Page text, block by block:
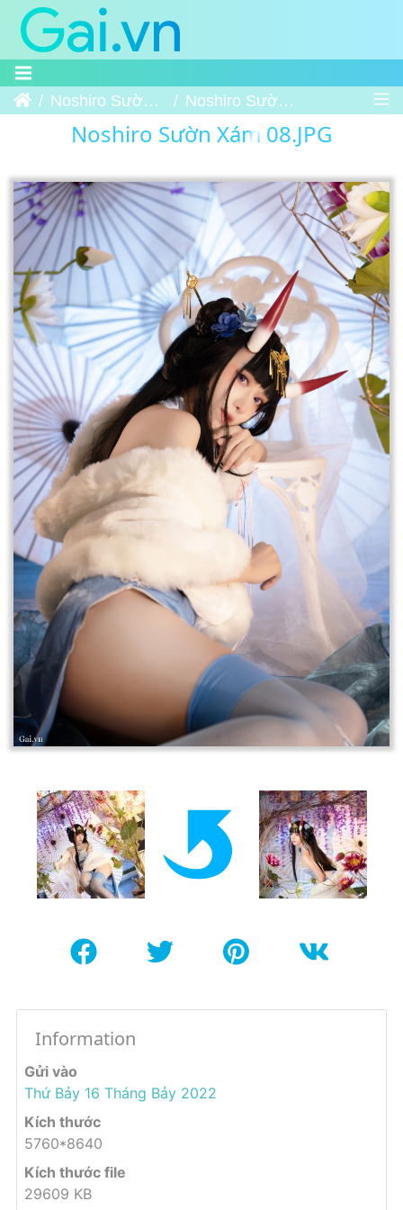
Trang chủNoshiro Sườn Xám Noshiro Sườn Xám 08
Noshiro Sườn Xám 08.JPG
Information
Gửi vào
Thứ Bảy 16 Tháng Bảy 2022
Kích thước
5760*8640
Kích thước file
29609 KB